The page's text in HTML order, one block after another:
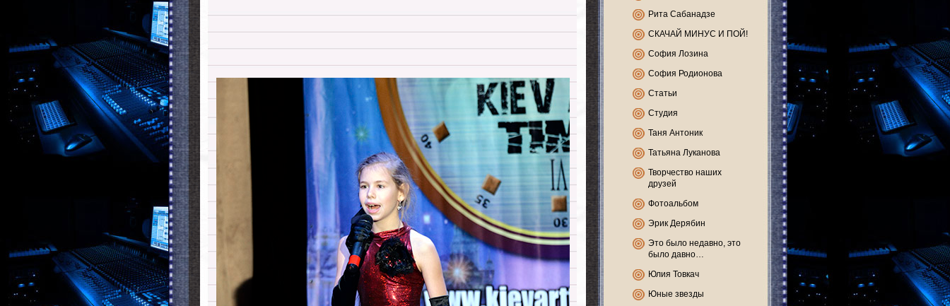
Рита Сабанадзе
СКАЧАЙ МИНУС И ПОЙ!
София Лозина
София Родионова
Статьи
Студия
Таня Антоник
Татьяна Луканова
Творчество наших
друзей
Фотоальбом
Эрик Дерябин
Это было недавно, это
было давно…
Юлия Товкач
Юные звезды